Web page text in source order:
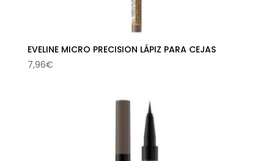
EVELINE MICRO PRECISION LÁPIZ PARA CEJAS
7,96€